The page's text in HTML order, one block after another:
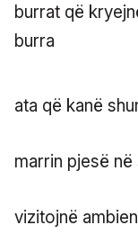
burrat që
burra
ata që kanë
marrin pjesë
vizitojnë